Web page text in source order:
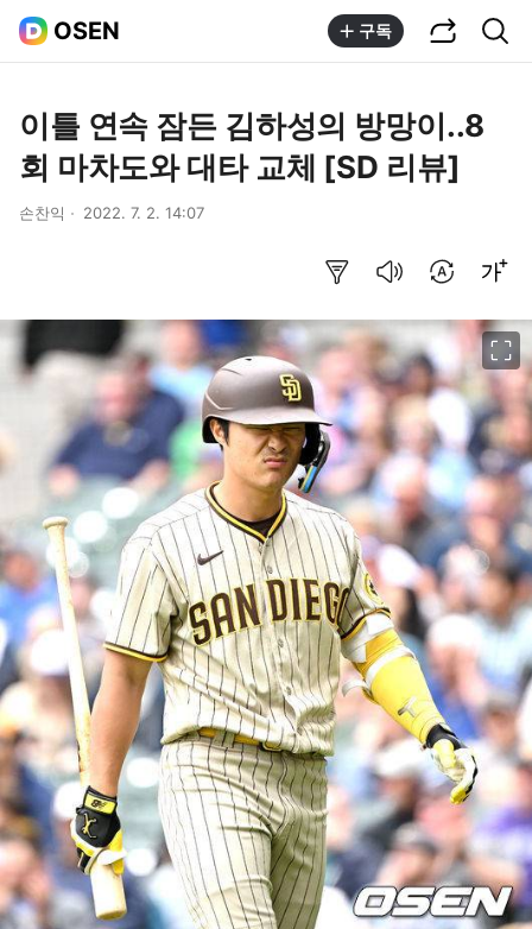
OSEN 구독
이틀 연속 잠든 김하성의 방망이..8
회 마차도와 대타 교체 [SD 리뷰]
손찬익 2022. 7. 2. 14:07